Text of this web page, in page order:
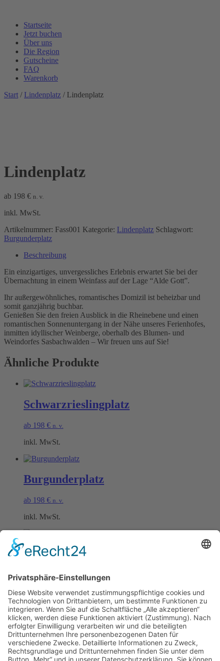
Startseite
Jetzt buchen
Über uns
Die Region
Gutscheine
FAQ
Warenkorb
Start / Lindenplatz / Lindenplatz
Lindenplatz
ab 198 € n. v.
inkl. MwSt.
Artikelnummer: Fass001 Kategorie: Lindenplatz Schlagwort:
Burgunderplatz
Beschreibung
Ein einzigartiges, unvergessliches Erlebnis erwartet Sie bei der
Übernachtung in einem Weinfass auf der Lage “Alde Gott”.
Ihr außergewöhnliches, romantisches Domizil ist beheizbar und
somit ganzjährig buchbar.
Genießen Sie den freien Ausblick in die Rheinebene und einen
romantischen Sonnenuntergang in der Nähe unseres Ferienhofes,
inmitten idyllischer Weinberge, oberhalb des Blumen- und
Weindorfes Sasbachwalden – Wir freuen uns auf Sie!
Ähnliche Produkte
Schwarzrieslingplatz
ab 198 € n. v.
inkl. MwSt.
Burgunderplatz
ab 198 € n. v.
inkl. MwSt.
Rieslingplatz
ab198€ n. v.
inkl. MwSt.
Öffnungszeiten Büro und Hofladen:
Hofladen:
Montag bis Sonntag von 09:00 – 11:30 Uhr und 14:00 – 18:00 Uhr
Telefonisch erreichen Sie uns: